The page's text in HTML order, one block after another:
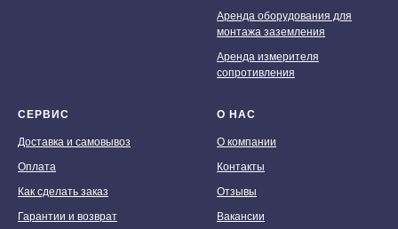
Аренда оборудования для
монтажа заземления
Аренда измерителя
сопротивления
СЕРВИС
Доставка и самовывоз
Оплата
Как сделать заказ
Гарантии и возврат
О НАС
О компании
Контакты
Отзывы
Вакансии